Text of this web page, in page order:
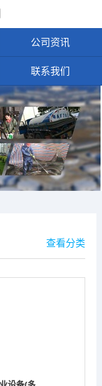
公司资讯
联系我们
查看分类